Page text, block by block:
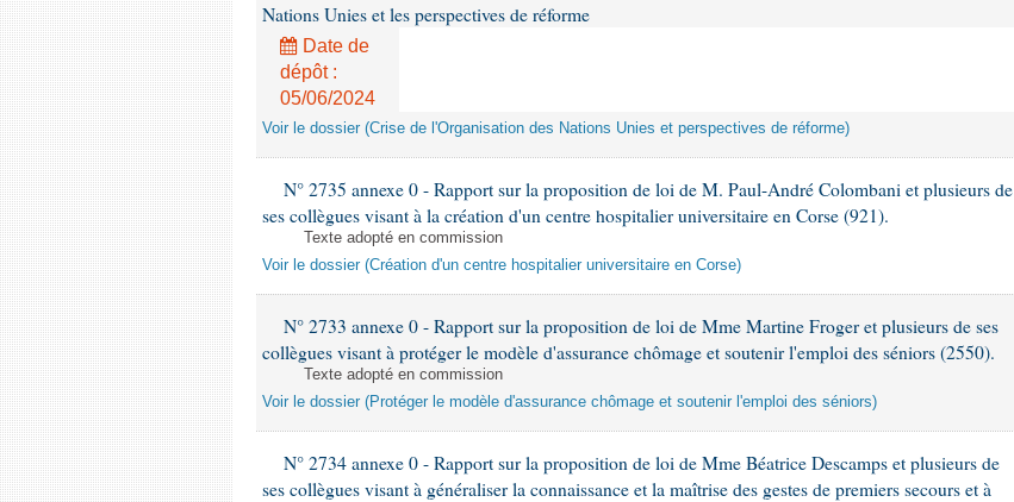
Nations Unies et les perspectives de réforme
Date de
dépôt :
05/06/2024
Voir le dossier (Crise de l'Organisation des Nations Unies et perspectives de réforme)
N° 2735 annexe 0 - Rapport sur la proposition de loi de M. Paul-André Colombani et plusieurs de
ses collègues visant à la création d'un centre hospitalier universitaire en Corse (921).
Texte adopté en commission
Voir le dossier (Création d'un centre hospitalier universitaire en Corse)
N° 2733 annexe 0 - Rapport sur la proposition de loi de Mme Martine Froger et plusieurs de ses
collègues visant à protéger le modèle d'assurance chômage et soutenir l'emploi des séniors (2550).
Texte adopté en commission
Voir le dossier (Protéger le modèle d'assurance chômage et soutenir l'emploi des séniors)
N° 2734 annexe 0 - Rapport sur la proposition de loi de Mme Béatrice Descamps et plusieurs de
ses collègues visant à généraliser la connaissance et la maîtrise des gestes de premiers secours et à